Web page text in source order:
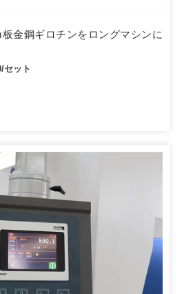
板金鋼ギロチンをロングマシンに
セット